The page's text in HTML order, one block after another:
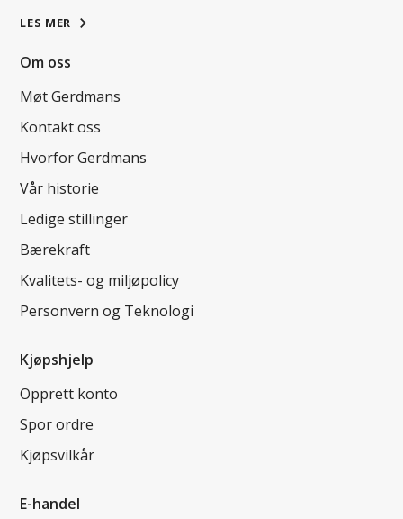
LES MER
Om oss
Møt Gerdmans
Kontakt oss
Hvorfor Gerdmans
Vår historie
Ledige stillinger
Bærekraft
Kvalitets- og miljøpolicy
Personvern og Teknologi
Kjøpshjelp
Opprett konto
Spor ordre
Kjøpsvilkår
E-handel